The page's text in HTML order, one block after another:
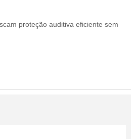
proteção auditiva eficiente sem